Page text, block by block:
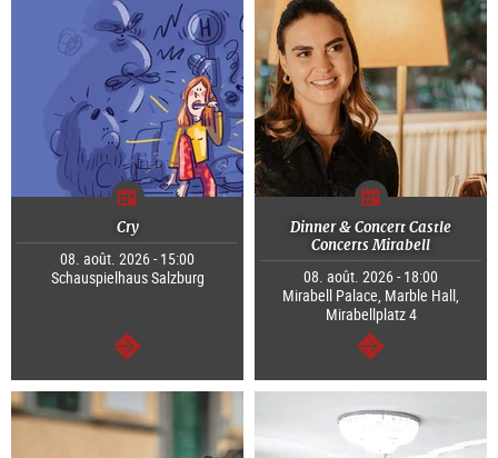
Cry
08. août. 2026 - 15:00
Schauspielhaus Salzburg
Continuer
Dinner & Concert Castle
Concerts Mirabell
08. août. 2026 - 18:00
Mirabell Palace, Marble Hall,
Mirabellplatz 4
Continuer